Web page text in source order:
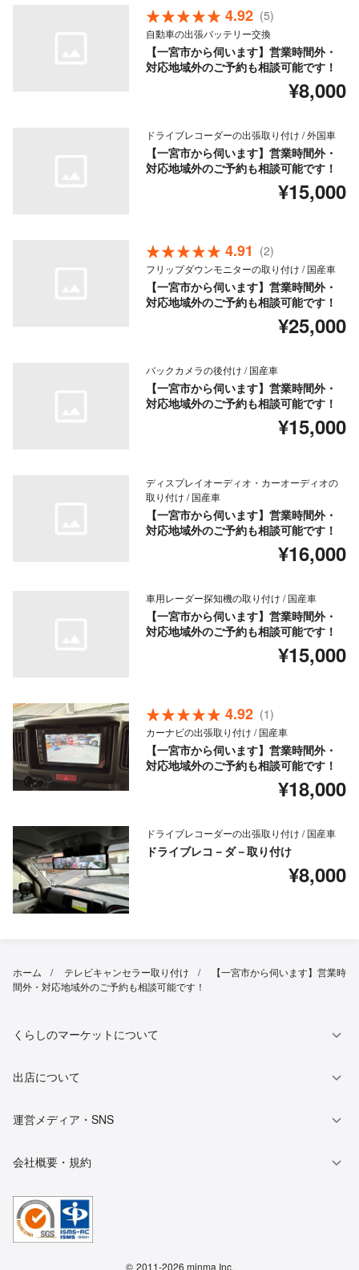
4.92 (5)
自動車の出張バッテリー交換
【一宮市から伺います】営業時間外・
対応地域外のご予約も相談可能です！
¥8,000
ドライブレコーダーの出張取り付け / 外国車
【一宮市から伺います】営業時間外・
対応地域外のご予約も相談可能です！
¥15,000
4.91 (2)
フリップダウンモニターの取り付け / 国産車
【一宮市から伺います】営業時間外・
対応地域外のご予約も相談可能です！
¥25,000
バックカメラの後付け / 国産車
【一宮市から伺います】営業時間外・
対応地域外のご予約も相談可能です！
¥15,000
ディスプレイオーディオ・カーオーディオの
取り付け / 国産車
【一宮市から伺います】営業時間外・
対応地域外のご予約も相談可能です！
¥16,000
車用レーダー探知機の取り付け / 国産車
【一宮市から伺います】営業時間外・
対応地域外のご予約も相談可能です！
¥15,000
4.92 (1)
カーナビの出張取り付け / 国産車
【一宮市から伺います】営業時間外・
対応地域外のご予約も相談可能です！
¥18,000
ドライブレコーダーの出張取り付け / 国産車
ドライブレコ－ダ－取り付け
¥8,000
ホーム テレビキャンセラー取り付け
【一宮市から伺います】営業時
間外・対応地域外のご予約も相談可能です！
くらしのマーケットについて
出店について
運営メディア・SNS
会社概要・規約
© 2011-2026 minma Inc.